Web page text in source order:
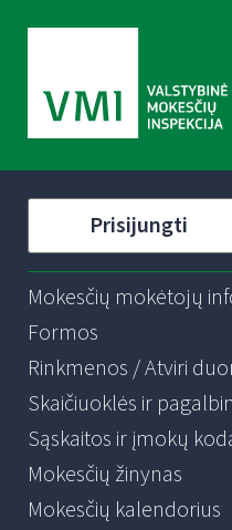
Prisijungti
Mokesčių mokėtojų
Formos
Rinkmenos / Atviri
Skaičiuoklės ir
Sąskaitos ir įmokų
Mokesčių žinynas
Mokesčių kalendorius